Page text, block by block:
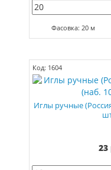
Фасовка: 20 м
Код: 1604
Иглы ручные
23